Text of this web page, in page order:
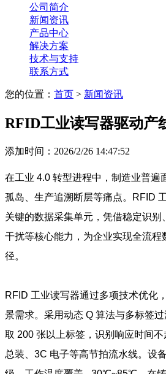
公司简介
新闻资讯
产品中心
解决方案
技术与支持
联系方式
您的位置： 首页 > 新闻资讯
RFID工业读写器驱动产
添加时间：2026/2/26 14:47:52
在工业 4.0 转型进程中，制造业普遍
孤岛、生产追溯断层等痛点。RFID
关键的数据采集单元，凭借稳定识别
干扰等核心能力，为企业实现全流程
径。
RFID 工业读写器通过多项技术优化
景需求。采用动态 Q 算法与多标签
取 200 张以上标签，识别响应时间
总装、3C 电子等高节拍流水线。设